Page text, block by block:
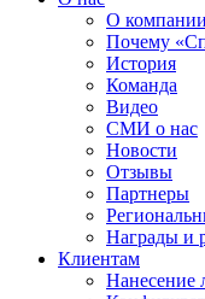
О компании
Почему
История
Команда
Видео
СМИ о нас
Новости
Отзывы
Партнеры
Награды и
Клиентам
Нанесение